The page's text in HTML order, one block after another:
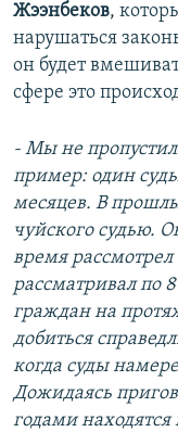
Жээнбеков,
нарушаться
он будет
сфере это
- Мы не
пример: один
месяцев. В
чуйского судью.
время рассмотрел
рассматривал по
граждан на
добиться
когда суды
Дожидаясь
годами